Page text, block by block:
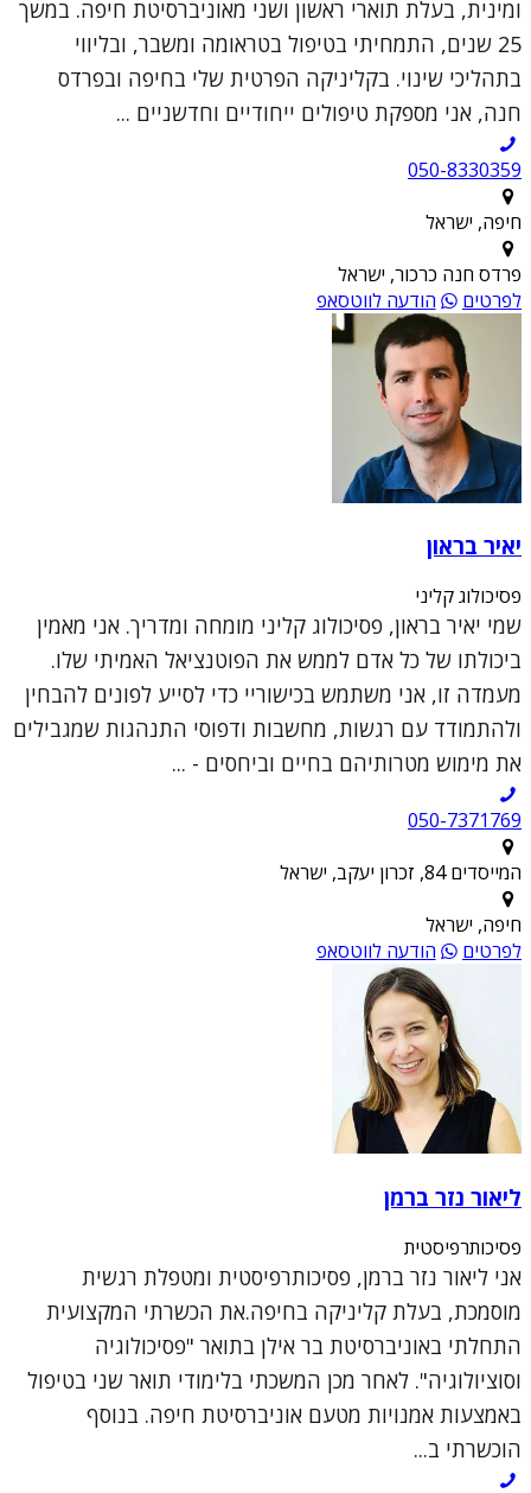
ומינית, בעלת תוארי ראשון ושני מאוניברסיטת חיפה. במשך
25 שנים, התמחיתי בטיפול בטראומה ומשבר, ובליווי
בתהליכי שינוי. בקליניקה הפרטית שלי בחיפה ובפרדס
חנה, אני מספקת טיפולים ייחודיים וחדשניים ...
050-8330359
חיפה, ישראל
פרדס חנה כרכור, ישראל
לפרטים
הודעה לווטסאפ
יאיר בראון
פסיכולוג קליני
שמי יאיר בראון, פסיכולוג קליני מומחה ומדריך. אני מאמין
ביכולתו של כל אדם לממש את הפוטנציאל האמיתי שלו.
מעמדה זו, אני משתמש בכישוריי כדי לסייע לפונים להבחין
ולהתמודד עם רגשות, מחשבות ודפוסי התנהגות שמגבילים
את מימוש מטרותיהם בחיים וביחסים - ...
050-7371769
המייסדים 84, זכרון יעקב, ישראל
חיפה, ישראל
לפרטים
הודעה לווטסאפ
ליאור נזר ברמן
פסיכותרפיסטית
אני ליאור נזר ברמן, פסיכותרפיסטית ומטפלת רגשית
מוסמכת, בעלת קליניקה בחיפה.את הכשרתי המקצועית
התחלתי באוניברסיטת בר אילן בתואר "פסיכולוגיה
וסוציולוגיה". לאחר מכן המשכתי בלימודי תואר שני בטיפול
באמצעות אמנויות מטעם אוניברסיטת חיפה. בנוסף
הוכשרתי ב...